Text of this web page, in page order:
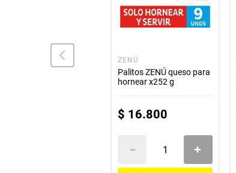
ZENÚ
Palitos ZENÚ queso para
hornear x252 g
$ 16.800